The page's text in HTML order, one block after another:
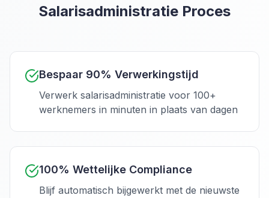
Salarisadministratie Proces
Bespaar 90% Verwerkingstijd
Verwerk salarisadministratie voor 100+
werknemers in minuten in plaats van dagen
100% Wettelijke Compliance
Blijf automatisch bijgewerkt met de nieuwste